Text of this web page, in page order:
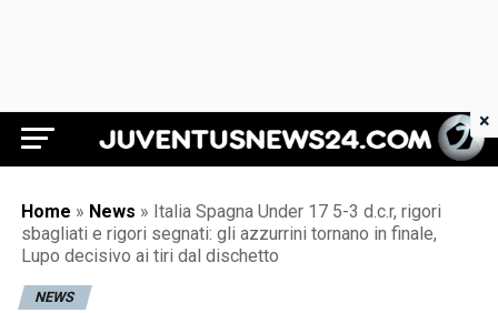
Juventus News 24
Home » News » Italia Spagna Under 17 5-3 d.c.r, rigori
sbagliati e rigori segnati: gli azzurrini tornano in finale,
Lupo decisivo ai tiri dal dischetto
NEWS
×